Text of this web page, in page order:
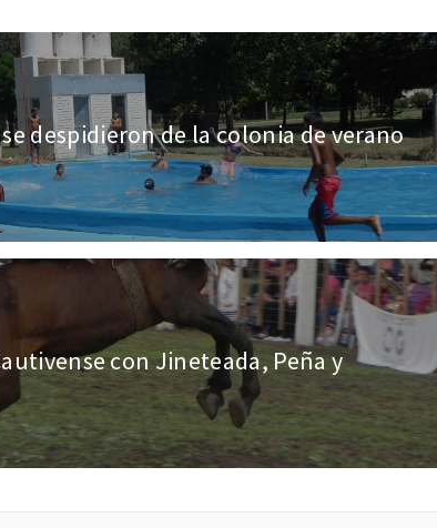
despidieron de la colonia de verano
con Jineteada, Peña y